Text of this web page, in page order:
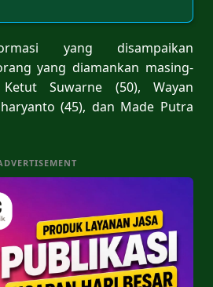
yang disampaikan
yang diamankan masing-
Suwarne (50), Wayan
(45), dan Made Putra